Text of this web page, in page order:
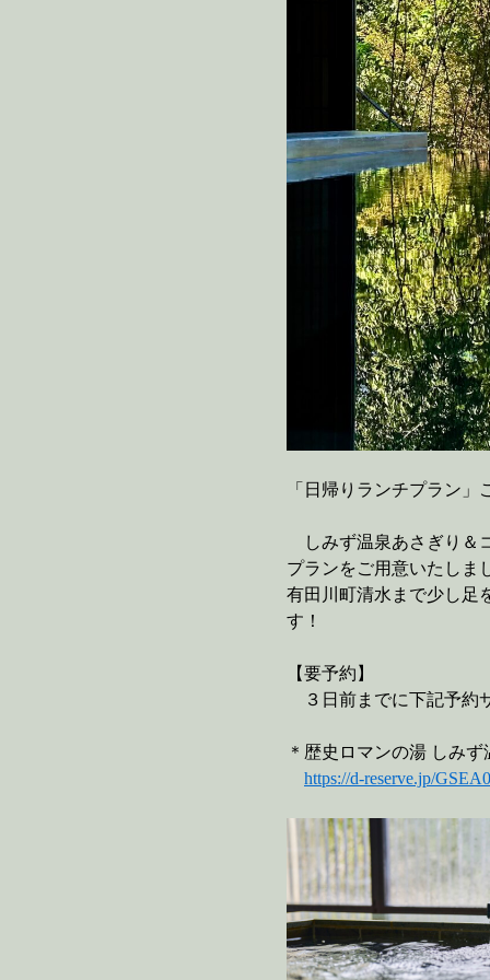
「日帰りランチプラン」
しみず温泉あさぎり＆
プランをご用意いたしま
有田川町清水まで少し足
す！
【要予約】
３日前までに下記予約
＊歴史ロマンの湯 しみ
https://d-reserve.jp/